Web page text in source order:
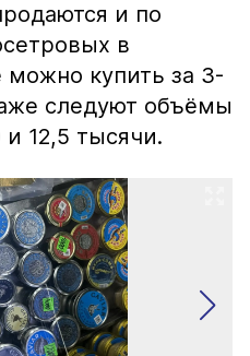
и по
в
купить за 3-
следуют объёмы
12,5 тысячи.